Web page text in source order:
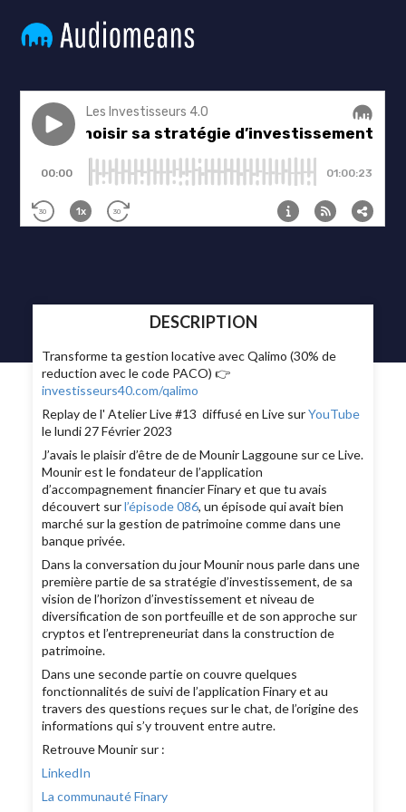
DESCRIPTION
Transforme ta gestion locative avec Qalimo (30% de
reduction avec le code PACO) 👉
investisseurs40.com/qalimo
Replay de l' Atelier Live #13 diffusé en Live surYouTube
le lundi 27 Février 2023
J’avais le plaisir d’être de de Mounir Laggoune sur ce Live.
Mounir est le fondateur de l’application
d’accompagnement financier Finary et que tu avais
découvert surl’épisode 086, un épisode qui avait bien
marché sur la gestion de patrimoine comme dans une
banque privée.
Dans la conversation du jour Mounir nous parle dans une
première partie de sa stratégie d’investissement, de sa
vision de l’horizon d’investissement et niveau de
diversification de son portfeuille et de son approche sur
cryptos et l’entrepreneuriat dans la construction de
patrimoine.
Dans une seconde partie on couvre quelques
fonctionnalités de suivi de l’application Finary et au
travers des questions reçues sur le chat, de l’origine des
informations qui s’y trouvent entre autre.
Retrouve Mounir sur :
LinkedIn
La communauté Finary